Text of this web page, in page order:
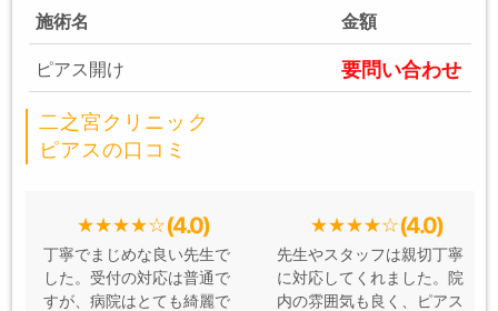
施術名 金額
ピアス開け 要問い合わせ
二之宮クリニック
ピアスの口コミ
(4.0)
丁寧でまじめな良い先生で
した。受付の対応は普通で
すが、病院はとても綺麗で
(4.0)
先生やスタッフは親切丁寧
に対応してくれました。院
内の雰囲気も良く、ピアス